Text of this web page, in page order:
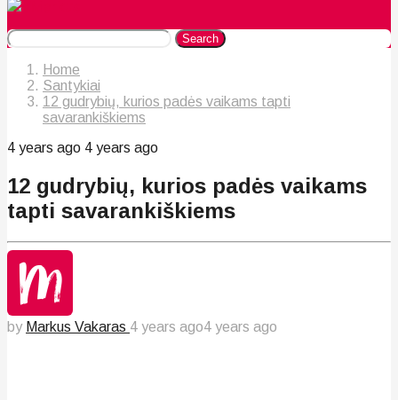
Search
Home
Santykiai
12 gudrybių, kurios padės vaikams tapti
savarankiškiems
4 years ago 4 years ago
12 gudrybių, kurios padės vaikams
tapti savarankiškiems
by Markus Vakaras 4 years ago4 years ago